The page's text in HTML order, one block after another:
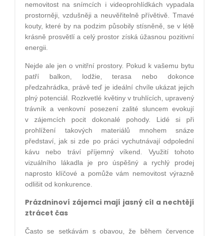
nemovitost na snímcích i videoprohlídkách vypadala
prostorněji, vzdušněji a neuvěřitelně přívětivě. Tmavé
kouty, které by na podzim působily stísněně, se v létě
krásně prosvětlí a celý prostor získá úžasnou pozitivní
energii.
Nejde ale jen o vnitřní prostory. Pokud k vašemu bytu
patří balkon, lodžie, terasa nebo dokonce
předzahrádka, právě teď je ideální chvíle ukázat jejich
plný potenciál. Rozkvetlé květiny v truhlících, upravený
trávník a venkovní posezení zalité sluncem evokují
v zájemcích pocit dokonalé pohody. Lidé si při
prohlížení takových materiálů mnohem snáze
představí, jak si zde po práci vychutnávají odpolední
kávu nebo tráví příjemný víkend. Využití tohoto
vizuálního lákadla je pro úspěšný a rychlý prodej
naprosto klíčové a pomůže vám nemovitost výrazně
odlišit od konkurence.
Prázdninoví zájemci mají jasný cíl a nechtějí
ztrácet čas
Často se setkávám s obavou, že během července